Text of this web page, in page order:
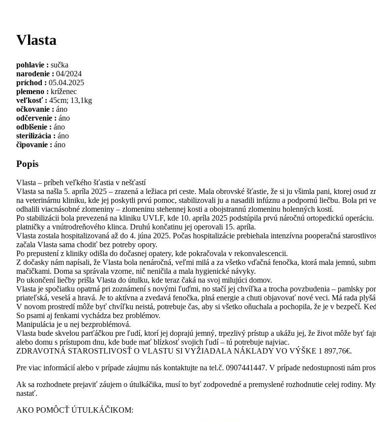
Vlasta
pohlavie : sučka
narodenie : 04/2024
príchod : 05.04.2025
plemeno : kríženec
veľkosť : 45cm; 13,1kg
očkovanie : áno
odčervenie : áno
odblšenie : áno
sterilizácia : áno
čipovanie : áno
Popis
Vlasta – príbeh veľkého šťastia v nešťastí
Vlasta sa našla 5. apríla 2025 – zrazená a ležiaca pri ceste. Mala obrovské šťastie, že si ju všimla pani, ktorej
na veterinárnu kliniku, kde jej poskytli prvú pomoc, stabilizovali ju a nasadili infúznu a podpornú liečbu. Bola pri
odhalili viacnásobné zlomeniny – zlomeninu stehennej kosti a obojstrannú zlomeninu holenných kostí.
Po stabilizácii bola prevezená na kliniku UVLF, kde 10. apríla 2025 podstúpila prvú náročnú ortopedickú
platničky a vnútrodreňového klinca. Druhú končatinu jej operovali 15. apríla.
Vlasta zostala hospitalizovaná až do 4. júna 2025. Počas hospitalizácie prebiehala intenzívna pooperačná
začala Vlasta sama chodiť bez potreby opory.
Po prepustení z kliniky odišla do dočasnej opatery, kde pokračovala v rekonvalescencii.
Z dočasky nám napísali, že Vlasta bola nenáročná, veľmi milá a za všetko vďačná fenočka, ktorá mala jemnú,
mačičkami. Doma sa správala vzorne, nič neničila a mala hygienické návyky.
Po ukončení liečby prišla Vlasta do útulku, kde teraz čaká na svoj milujúci domov.
Vlasta je spočiatku opatrná pri zoznámení s novými ľuďmi, no stačí jej chvíľka a trocha povzbudenia – pamlsky
priateľská, veselá a hravá. Je to aktívna a zvedavá fenočka, plná energie a chuti objavovať nové veci. Má rada
V novom prostredí môže byť chvíľku neistá, potrebuje čas, aby si všetko oňuchala a pochopila, že je v bezpečí.
So psami aj fenkami vychádza bez problémov.
Manipulácia je u nej bezproblémová.
Vlasta bude skvelou parťáčkou pre ľudí, ktorí jej doprajú jemný, trpezlivý prístup a ukážu jej, že život môže byť
alebo domu s prístupom dnu, kde bude mať blízkosť svojich ľudí – tú potrebuje najviac.
ZDRAVOTNÁ STAROSTLIVOSŤ O VLASTU SI VYŽIADALA NÁKLADY VO VÝŠKE 1 897,76€.
Pre viac informácií alebo v prípade záujmu nás kontaktujte na tel.č. 0907441447. V prípade nedostupnosti nám
Ak sa rozhodnete prejaviť záujem o útulkáčika, musí to byť zodpovedné a premyslené rozhodnutie celej rodiny.
nastať.
AKO POMÔCŤ ÚTULKÁČIKOM: